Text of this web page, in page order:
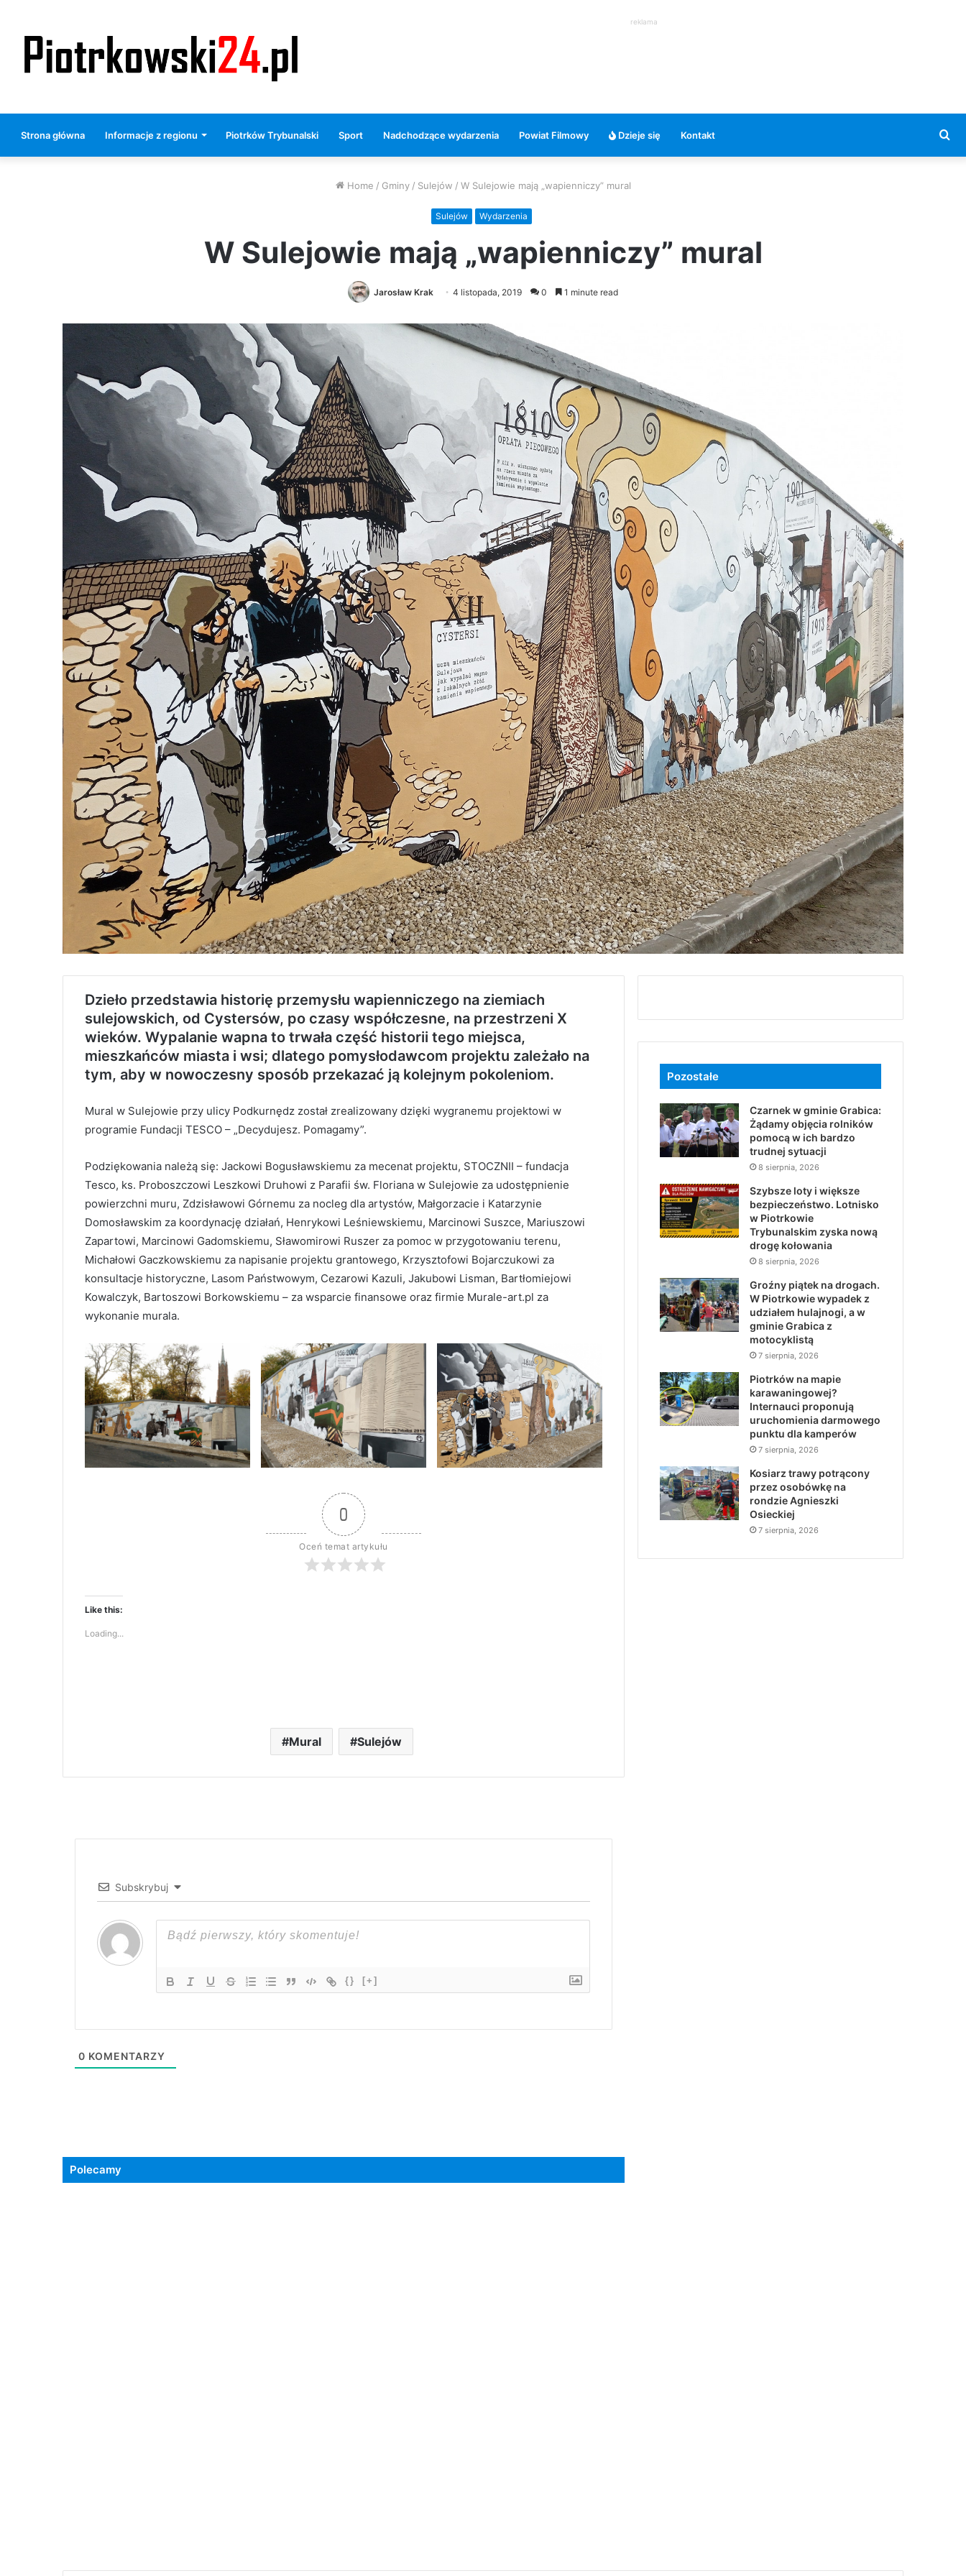
reklama
Strona główna Informacje z regionu Piotrków Trybunalski Sport Nadchodzące wydarzenia Powiat Filmowy Dzieje się Kontakt
Home / Gminy / Sulejów / W Sulejowie mają „wapienniczy” mural
Sulejów Wydarzenia
W Sulejowie mają „wapienniczy” mural
Jarosław Krak 4 listopada, 2019 0 1 minute read
Dzieło przedstawia historię przemysłu wapienniczego na ziemiach
sulejowskich, od Cystersów, po czasy współczesne, na przestrzeni X
wieków. Wypalanie wapna to trwała część historii tego miejsca,
mieszkańców miasta i wsi; dlatego pomysłodawcom projektu zależało na
tym, aby w nowoczesny sposób przekazać ją kolejnym pokoleniom.
Mural w Sulejowie przy ulicy Podkurnędz został zrealizowany dzięki wygranemu projektowi w
programie Fundacji TESCO – „Decydujesz. Pomagamy”.
Podziękowania należą się: Jackowi Bogusławskiemu za mecenat projektu, STOCZNII – fundacja
Tesco, ks. Proboszczowi Leszkowi Druhowi z Parafii św. Floriana w Sulejowie za udostępnienie
powierzchni muru, Zdzisławowi Górnemu za nocleg dla artystów, Małgorzacie i Katarzynie
Domosławskim za koordynację działań, Henrykowi Leśniewskiemu, Marcinowi Suszce, Mariuszowi
Zapartowi, Marcinowi Gadomskiemu, Sławomirowi Ruszer za pomoc w przygotowaniu terenu,
Michałowi Gaczkowskiemu za napisanie projektu grantowego, Krzysztofowi Bojarczukowi za
konsultacje historyczne, Lasom Państwowym, Cezarowi Kazuli, Jakubowi Lisman, Bartłomiejowi
Kowalczyk, Bartoszowi Borkowskiemu – za wsparcie finansowe oraz firmie Murale-art.pl za
wykonanie murala.
0
Oceń temat artykułu
Like this:
Loading...
Mural Sulejów
Subskrybuj
{} [+]
0 KOMENTARZY
Polecamy
Pozostałe
Czarnek w gminie Grabica:
Żądamy objęcia rolników
pomocą w ich bardzo
trudnej sytuacji
8 sierpnia, 2026
Szybsze loty i większe
bezpieczeństwo. Lotnisko
w Piotrkowie
Trybunalskim zyska nową
drogę kołowania
8 sierpnia, 2026
Groźny piątek na drogach.
W Piotrkowie wypadek z
udziałem hulajnogi, a w
gminie Grabica z
motocyklistą
7 sierpnia, 2026
Piotrków na mapie
karawaningowej?
Internauci proponują
uruchomienia darmowego
punktu dla kamperów
7 sierpnia, 2026
Kosiarz trawy potrącony
przez osobówkę na
rondzie Agnieszki
Osieckiej
7 sierpnia, 2026